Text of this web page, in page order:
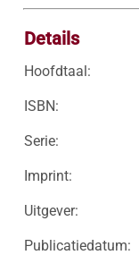
Details
Hoofdtaal:
ISBN:
Serie:
Imprint:
Uitgever:
Publicatiedatum: